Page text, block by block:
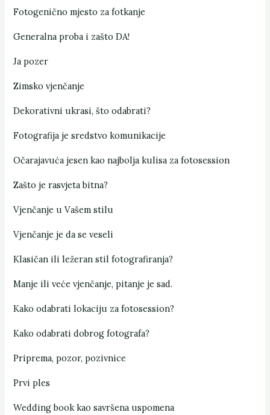
Fotogenično mjesto za fotkanje
Generalna proba i zašto DA!
Ja pozer
Zimsko vjenčanje
Dekorativni ukrasi, što odabrati?
Fotografija je sredstvo komunikacije
Očarajavuća jesen kao najbolja kulisa za fotosession
Zašto je rasvjeta bitna?
Vjenčanje u Vašem stilu
Vjenčanje je da se veseli
Klasičan ili ležeran stil fotografiranja?
Manje ili veće vjenčanje, pitanje je sad.
Kako odabrati lokaciju za fotosession?
Kako odabrati dobrog fotografa?
Priprema, pozor, pozivnice
Prvi ples
Wedding book kao savršena uspomena